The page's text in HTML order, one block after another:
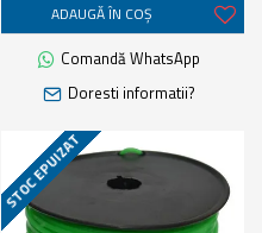
ADAUGĂ ÎN COŞ
Comandă WhatsApp
Doresti informatii?
STOC EPUIZAT